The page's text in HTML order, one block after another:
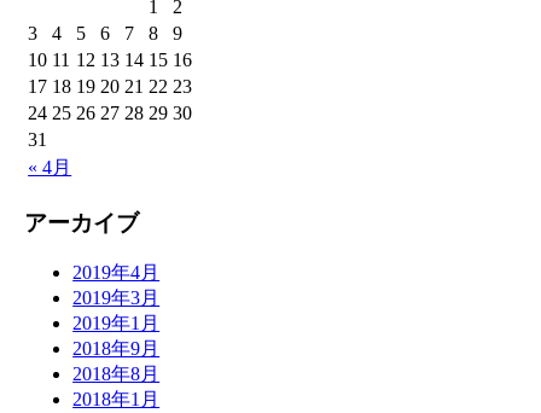
« 4月
1
2
3
4 5 6 7 8
9
10 11 12 13 14 15 16
17 18 19 20 21 22 23
24 25 26 27 28 29 30
31
アーカイブ
2019年4月
2019年3月
2019年1月
2018年9月
2018年8月
2018年1月